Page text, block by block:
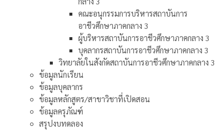
คณะอนุกรรมการบริหารสถาบันการ
อาชีวศึกษาภาคกลาง 3
ผู้บริหารสถาบันการอาชีวศึกษาภาคกลาง 3
บุคลากรสถาบันการอาชีวศึกษาภาคกลาง 3
วิทยาลัยในสังกัดสถาบันการอาชีวศึกษาภาคกลาง 3
ข้อมูลนักเรียน
ข้อมูลบุคลากร
ข้อมูลหลักสูตร/สาขาวิชาที่เปิดสอน
ข้อมูลครุภัณฑ์
สรุปงบทดลอง